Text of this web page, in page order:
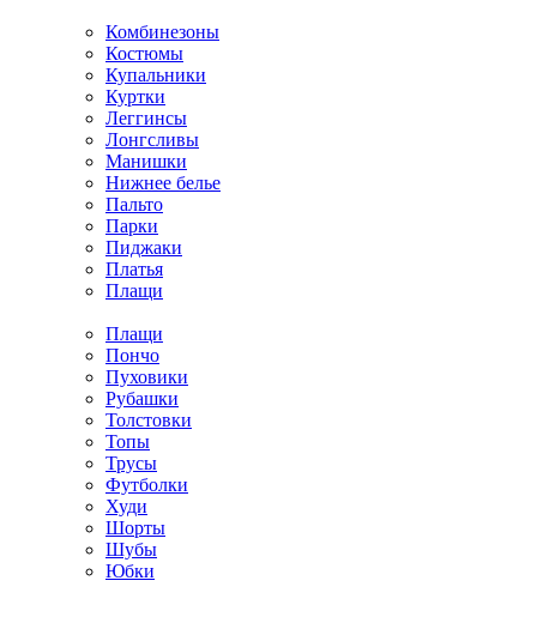
Комбинезоны
Костюмы
Купальники
Куртки
Леггинсы
Лонгсливы
Манишки
Нижнее белье
Пальто
Парки
Пиджаки
Платья
Плащи
Плащи
Пончо
Пуховики
Рубашки
Толстовки
Топы
Трусы
Футболки
Худи
Шорты
Шубы
Юбки